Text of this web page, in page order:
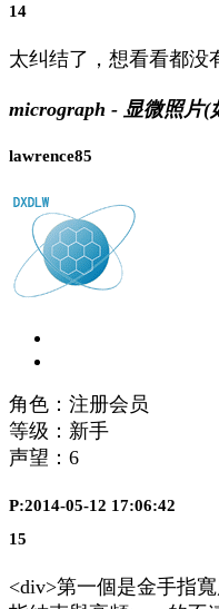
14
太纠结了，想看看都没
micrograph - 显微照片(
lawrence85
角色：注册会员
等级：新手
声望： 6
P:2014-05-12 17:06:42
15
<div>第一個是金手指